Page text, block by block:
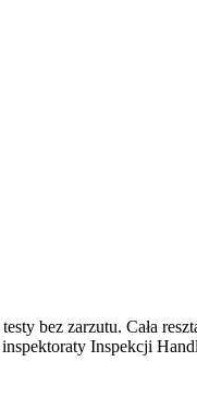
bez zarzutu. Cała
Inspekcji